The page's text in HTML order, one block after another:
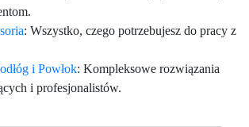
: Wszystko, czego potrzebujesz do pracy z
i Powłok: Kompleksowe rozwiązania
i profesjonalistów.